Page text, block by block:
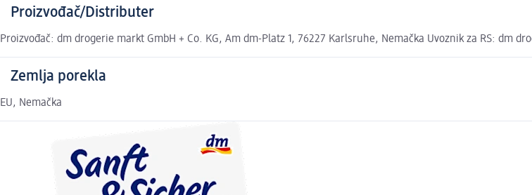
Proizvođač/Distributer
Proizvođač: dm drogerie markt GmbH + Co. KG, Am dm-Platz 1, 76227 Karlsruhe, Nemačka Uvoznik za RS: dm
Zemlja porekla
EU, Nemačka